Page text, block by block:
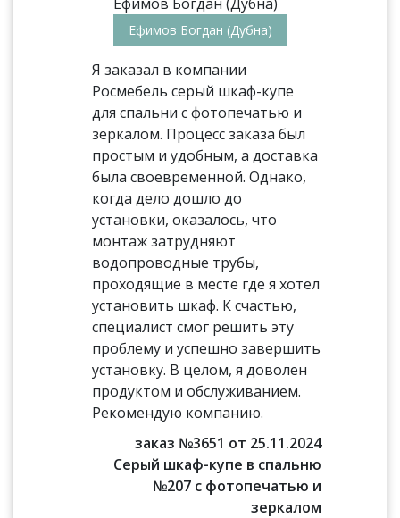
Ефимов Богдан (Дубна)
Я заказал в компании
Росмебель серый шкаф-купе
для спальни с фотопечатью и
зеркалом. Процесс заказа был
простым и удобным, а доставка
была своевременной. Однако,
когда дело дошло до
установки, оказалось, что
монтаж затрудняют
водопроводные трубы,
проходящие в месте где я хотел
установить шкаф. К счастью,
специалист смог решить эту
проблему и успешно завершить
установку. В целом, я доволен
продуктом и обслуживанием.
Рекомендую компанию.
заказ №3651 от 25.11.2024
Серый шкаф-купе в спальню
№207 с фотопечатью и
зеркалом